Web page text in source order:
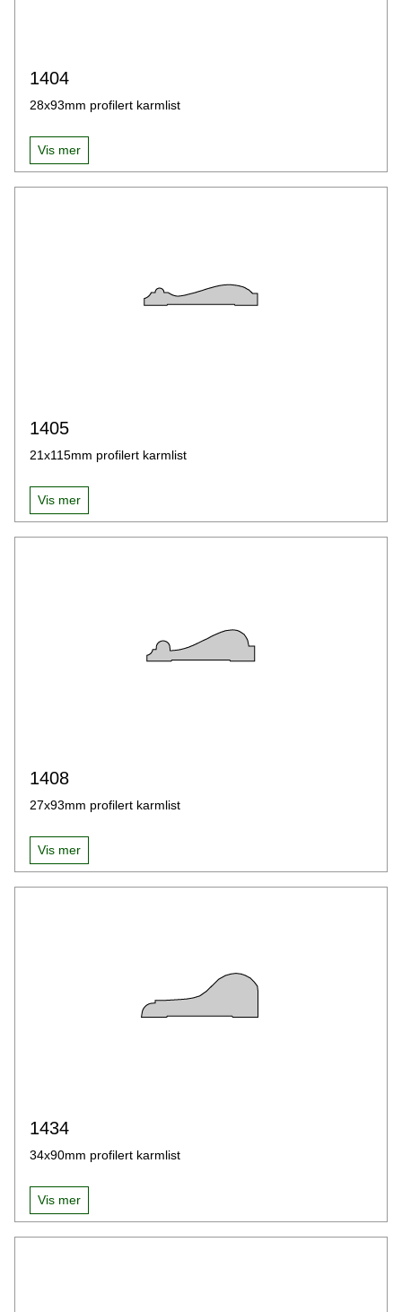
1404
28x93mm profilert karmlist
Vis mer
1405
21x115mm profilert karmlist
Vis mer
1408
27x93mm profilert karmlist
Vis mer
1434
34x90mm profilert karmlist
Vis mer